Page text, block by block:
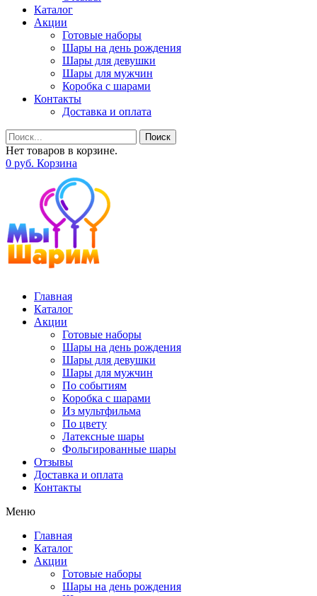
Каталог
Акции
Готовые наборы
Шары на день рождения
Шары для девушки
Шары для мужчин
Коробка с шарами
Контакты
Доставка и оплата
Поиск
Нет товаров в корзине.
0 руб. Корзина
Главная
Каталог
Акции
Готовые наборы
Шары на день рождения
Шары для девушки
Шары для мужчин
По событиям
Коробка с шарами
Из мультфильма
По цвету
Латексные шары
Фольгированные шары
Отзывы
Доставка и оплата
Контакты
Меню
Главная
Каталог
Акции
Готовые наборы
Шары на день рождения